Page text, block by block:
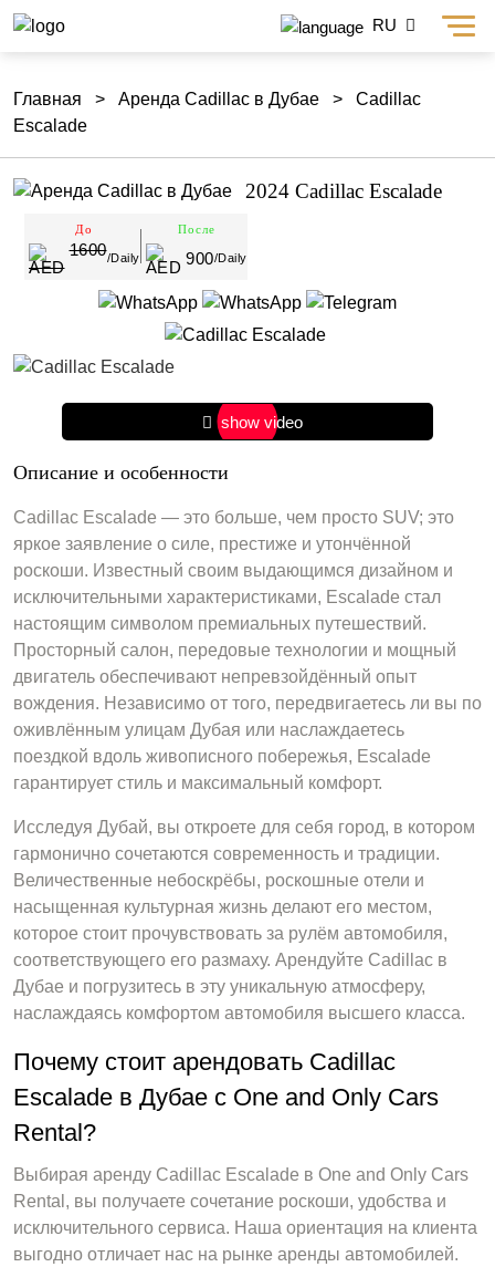
RU
Главная > Аренда Cadillac в Дубае >
Cadillac
Escalade
2024 Cadillac Escalade
До
1600/Daily
После
900/Daily
show video
Описание и особенности
Cadillac Escalade — это больше, чем просто SUV; это
яркое заявление о силе, престиже и утончённой
роскоши. Известный своим выдающимся дизайном и
исключительными характеристиками, Escalade стал
настоящим символом премиальных путешествий.
Просторный салон, передовые технологии и мощный
двигатель обеспечивают непревзойдённый опыт
вождения. Независимо от того, передвигаетесь ли вы по
оживлённым улицам Дубая или наслаждаетесь
поездкой вдоль живописного побережья, Escalade
гарантирует стиль и максимальный комфорт.
Исследуя Дубай, вы откроете для себя город, в котором
гармонично сочетаются современность и традиции.
Величественные небоскрёбы, роскошные отели и
насыщенная культурная жизнь делают его местом,
которое стоит прочувствовать за рулём автомобиля,
соответствующего его размаху. Арендуйте Cadillac в
Дубае и погрузитесь в эту уникальную атмосферу,
наслаждаясь комфортом автомобиля высшего класса.
Почему стоит арендовать Cadillac
Escalade в Дубае с One and Only Cars
Rental?
Выбирая аренду Cadillac Escalade в One and Only Cars
Rental, вы получаете сочетание роскоши, удобства и
исключительного сервиса. Наша ориентация на клиента
выгодно отличает нас на рынке аренды автомобилей.